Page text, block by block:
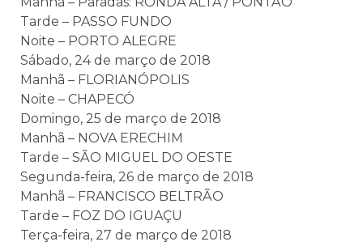
Tarde – PASSO FUNDO
Noite – PORTO ALEGRE
Sábado, 24 de março de 2018
Manhã – FLORIANÓPOLIS
Noite – CHAPECÓ
Domingo, 25 de março de 2018
Manhã – NOVA ERECHIM
Tarde – SÃO MIGUEL DO OESTE
Segunda-feira, 26 de março de 2018
Manhã – FRANCISCO BELTRÃO
Tarde – FOZ DO IGUAÇU
Terça-feira, 27 de março de 2018